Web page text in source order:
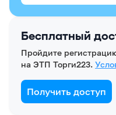
Бесплатный
Пройдите
на ЭТП Торги223.
Получить доступ